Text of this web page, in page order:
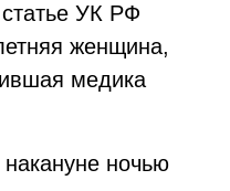
статье УК РФ
женщина,
медика
ночью